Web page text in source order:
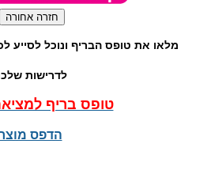
מלאו את טופס הבריף ונוכל
לדרישות
טופס בריף
הדפס